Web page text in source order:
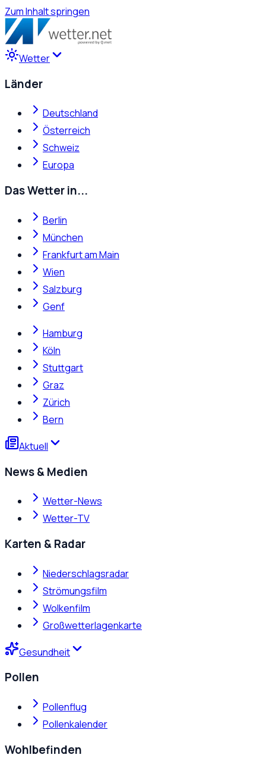
Zum Inhalt springen
Wetter
Länder
Deutschland
Österreich
Schweiz
Europa
Das Wetter in...
Berlin
München
Frankfurt am Main
Wien
Salzburg
Genf
Hamburg
Köln
Stuttgart
Graz
Zürich
Bern
Aktuell
News & Medien
Wetter-News
Wetter-TV
Karten & Radar
Niederschlagsradar
Strömungsfilm
Wolkenfilm
Großwetterlagenkarte
Gesundheit
Pollen
Pollenflug
Pollenkalender
Wohlbefinden